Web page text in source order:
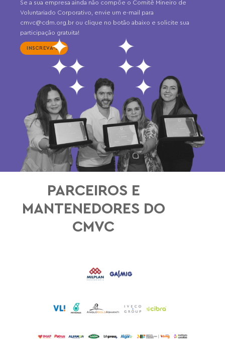
Se a sua empresa ainda não compõe o Comitê Mineiro de
Voluntariado Corporativo, envie um e-mail para
cmvc@cdm.org.br ou clique no botão abaixo e solicite sua
participação gratuita!
INSCREVA-SE
PARCEIROS E
MANTENEDORES DO
CMVC
PATROCÍNIO MASTER
PATROCÍNIO
APOIO